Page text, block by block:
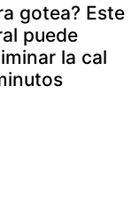
gotea? Este
puede
la cal